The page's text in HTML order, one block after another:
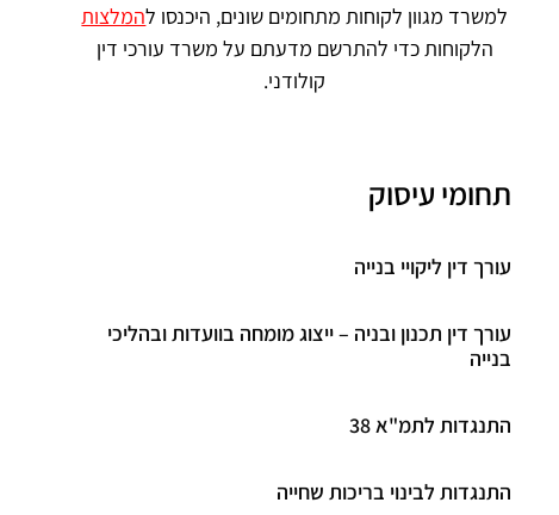
למשרד מגוון לקוחות מתחומים שונים, היכנסו להמלצות
הלקוחות כדי להתרשם מדעתם על משרד עורכי דין
קולודני.
תחומי עיסוק
עורך דין ליקויי בנייה
עורך דין תכנון ובניה – ייצוג מומחה בוועדות ובהליכי
בנייה
התנגדות לתמ"א 38
התנגדות לבינוי בריכות שחייה